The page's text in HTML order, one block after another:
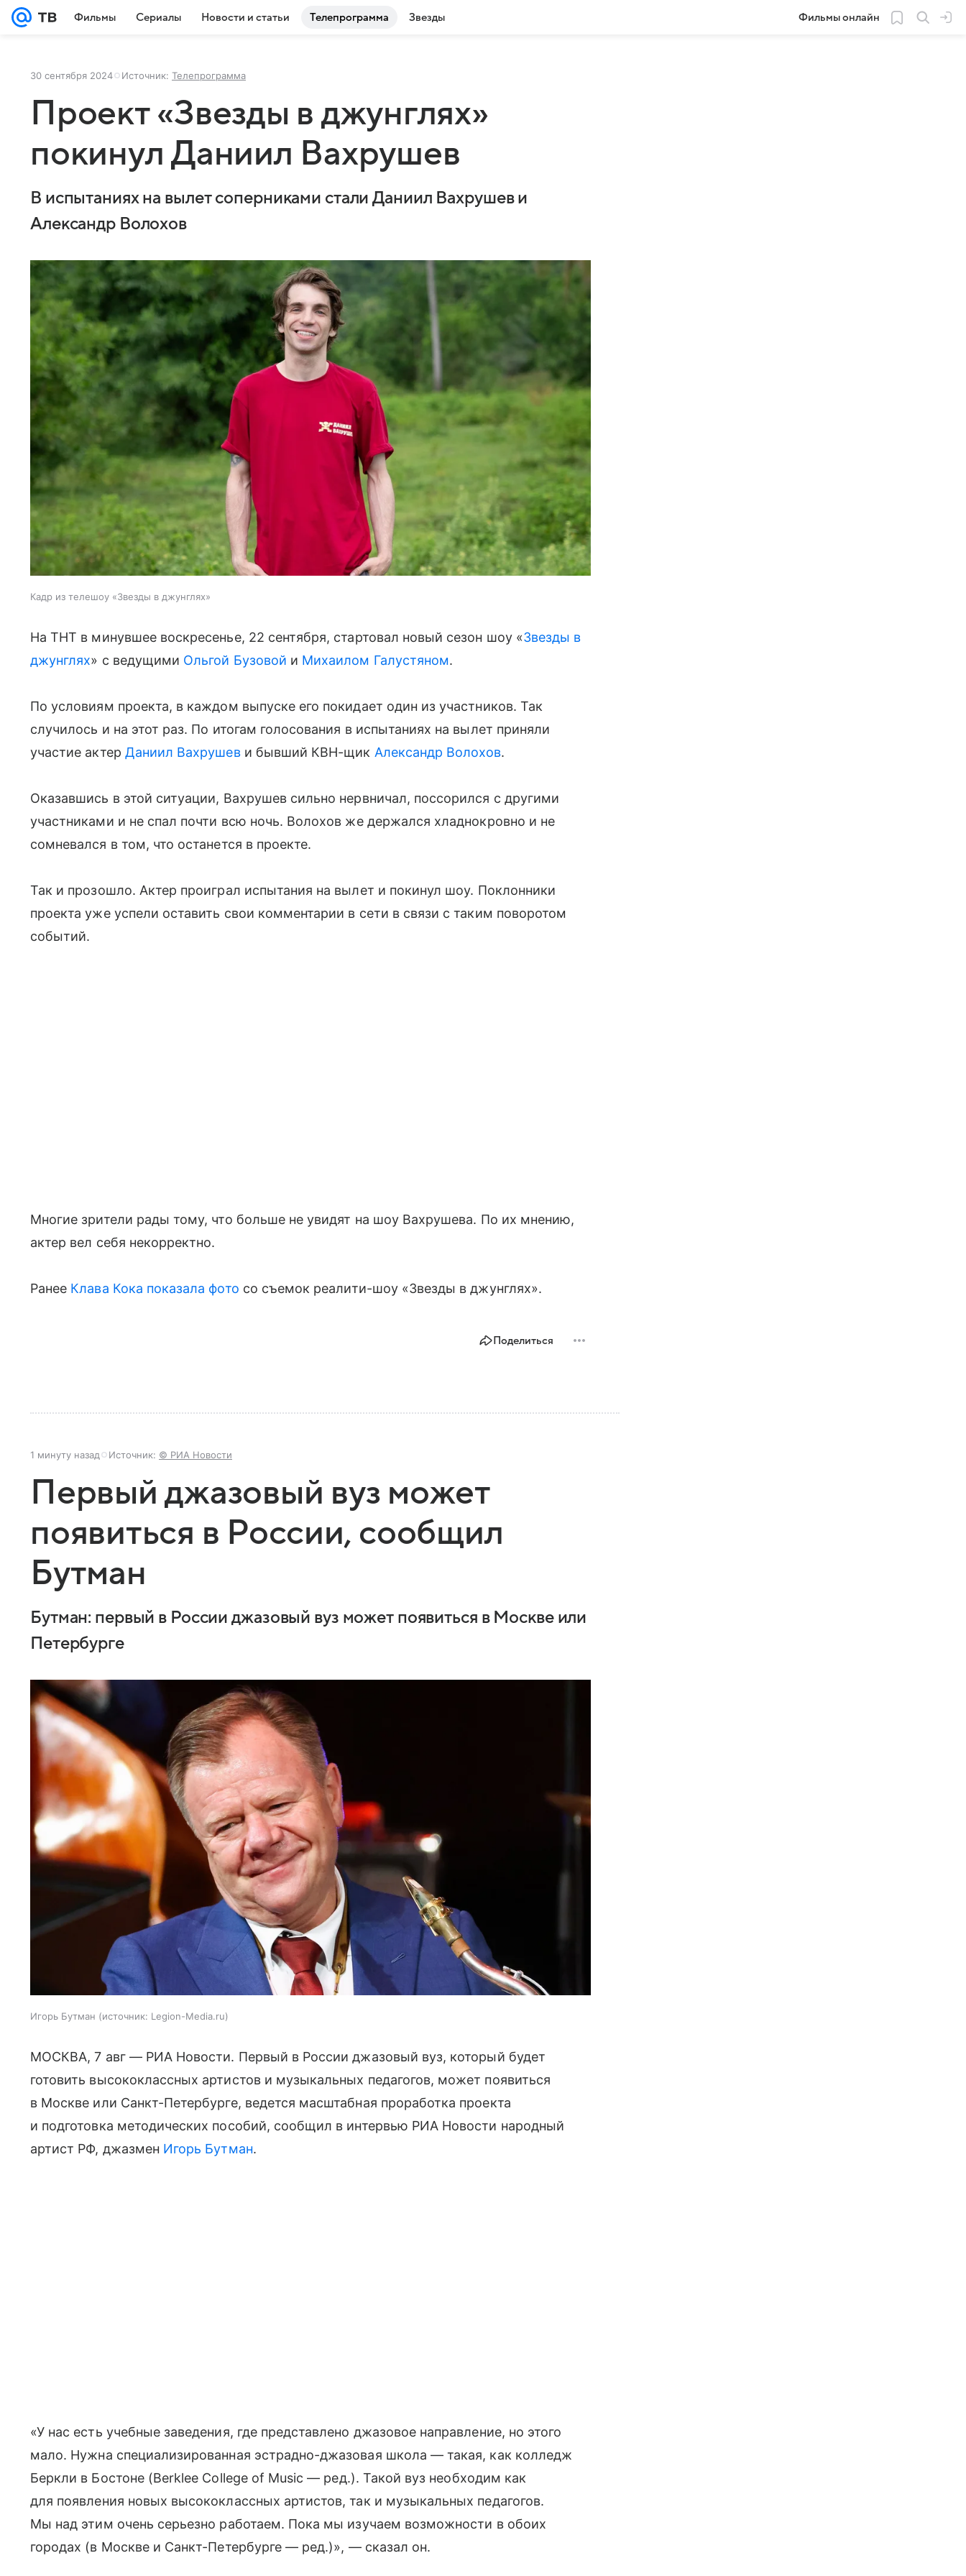
Фильмы Сериалы Новости и статьи Телепрограмма Звезды Фильмы онлайн
30 сентября 2024 Источник: Телепрограмма
Проект «Звезды в джунглях»
покинул Даниил Вахрушев
В испытаниях на вылет соперниками стали Даниил Вахрушев и
Александр Волохов
Кадр из телешоу «Звезды в джунглях»
На ТНТ в минувшее воскресенье, 22 сентября, стартовал новый сезон шоу «Звезды в
джунглях» с ведущими Ольгой Бузовой и Михаилом Галустяном.
По условиям проекта, в каждом выпуске его покидает один из участников. Так
случилось и на этот раз. По итогам голосования в испытаниях на вылет приняли
участие актер Даниил Вахрушеви бывший КВН-щик Александр Волохов.
Оказавшись в этой ситуации, Вахрушев сильно нервничал, поссорился с другими
участниками и не спал почти всю ночь. Волохов же держался хладнокровно и не
сомневался в том, что останется в проекте.
Так и прозошло. Актер проиграл испытания на вылет и покинул шоу. Поклонники
проекта уже успели оставить свои комментарии в сети в связи с таким поворотом
событий.
Многие зрители рады тому, что больше не увидят на шоу Вахрушева. По их мнению,
актер вел себя некорректно.
Ранее Клава Кока показала фото со съемок реалити-шоу «Звезды в джунглях».
Поделиться
1 минуту назад Источник: © РИА Новости
Первый джазовый вуз может
появиться в России, сообщил
Бутман
Бутман: первый в России джазовый вуз может появиться в Москве или
Петербурге
Игорь Бутман источник: Legion-Media.ru
МОСКВА, 7 авг — РИА Новости. Первый в России джазовый вуз, который будет
готовить высококлассных артистов и музыкальных педагогов, может появиться
в Москве или Санкт-Петербурге, ведется масштабная проработка проекта
и подготовка методических пособий, сообщил в интервью РИА Новости народный
артист РФ, джазмен Игорь Бутман.
«У нас есть учебные заведения, где представлено джазовое направление, но этого
мало. Нужна специализированная эстрадно-джазовая школа — такая, как колледж
Беркли в Бостоне (Berklee College of Music — ред.). Такой вуз необходим как
для появления новых высококлассных артистов, так и музыкальных педагогов.
Мы над этим очень серьезно работаем. Пока мы изучаем возможности в обоих
городах (в Москве и Санкт-Петербурге — ред.)», — сказал он.